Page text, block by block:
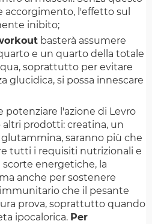
accorgimento, l'effetto sul
inibito;
basterà assumere
e un quarto della totale
soprattutto per evitare
glucidica, si possa innescare
potenziare l'azione di Levro
altri prodotti: creatina, un
saranno più che
tutti i requisiti nutrizionali e
energetiche, la
anche per sostenere
che il pesante
prova, soprattutto quando
ipocalorica. Per